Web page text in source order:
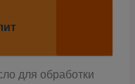
для обработки